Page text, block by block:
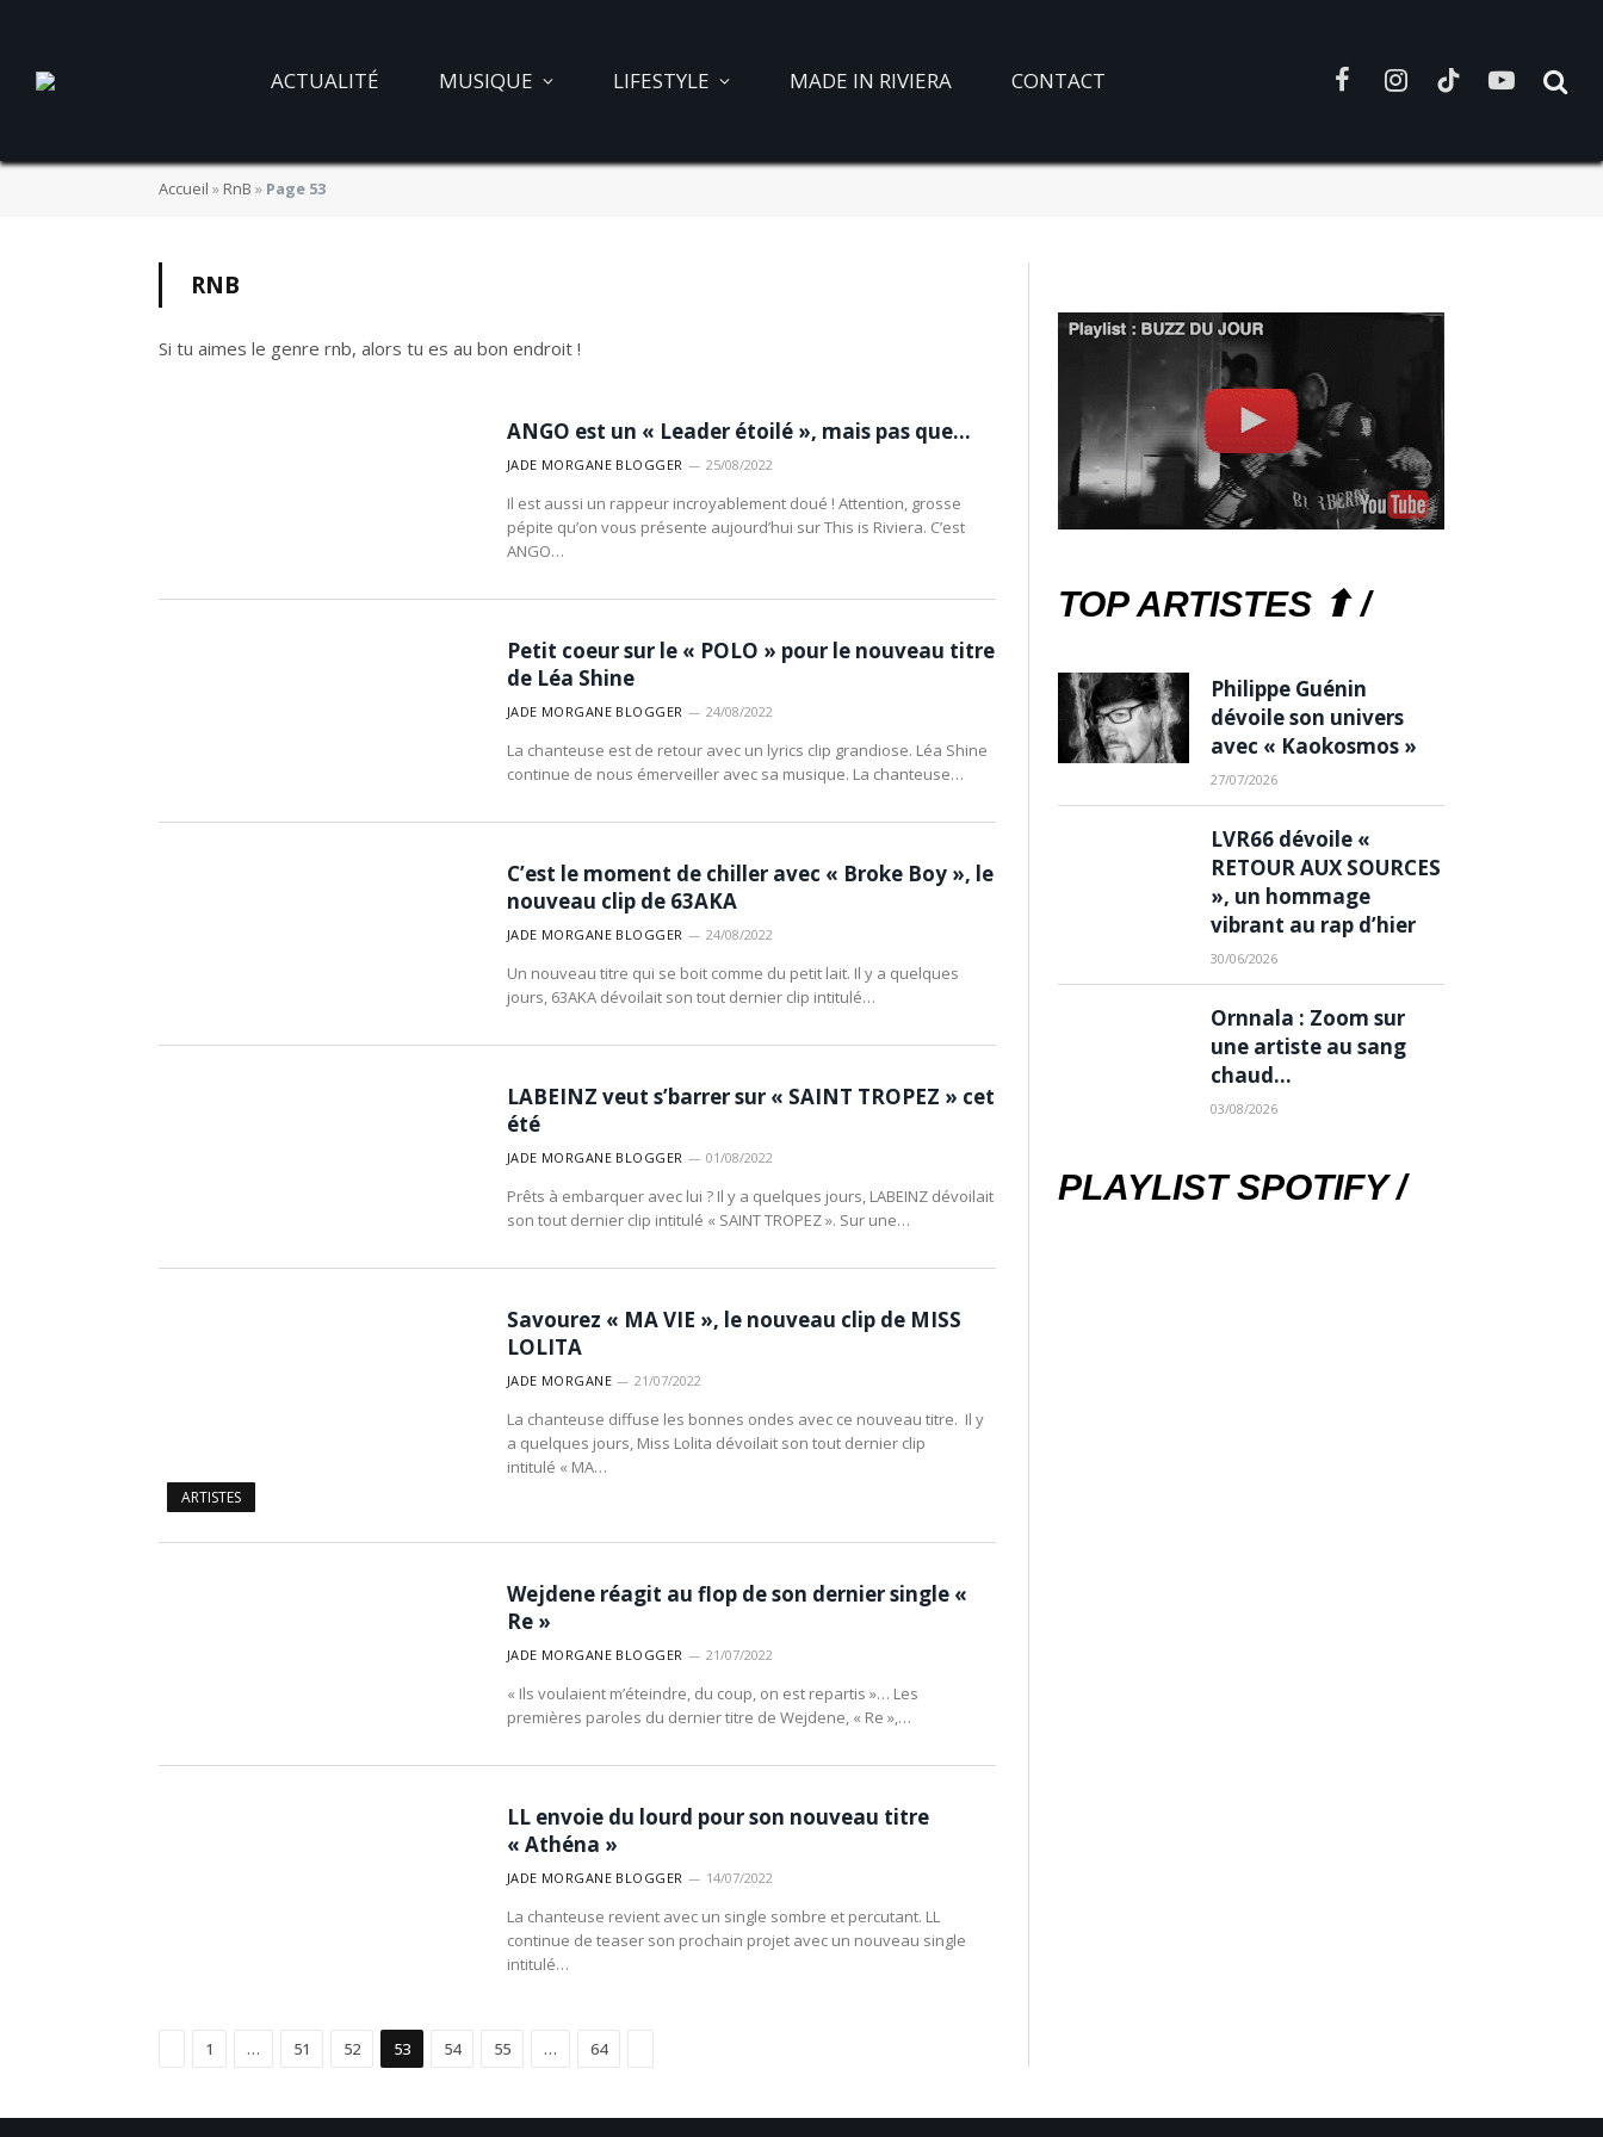
ACTUALITÉ MUSIQUE LIFESTYLE MADE IN RIVIERA CONTACT FacebookInstagramTikTokYouTube
Accueil » RnB » Page 53
RNB
Si tu aimes le genre rnb, alors tu es au bon endroit !
ANGO est un « Leader étoilé », mais pas que…
JADE MORGANE BLOGGER 25/08/2022
Il est aussi un rappeur incroyablement doué ! Attention, grosse
pépite qu’on vous présente aujourd’hui sur This is Riviera. C’est
ANGO…
Petit coeur sur le « POLO » pour le nouveau titre
de Léa Shine
JADE MORGANE BLOGGER 24/08/2022
La chanteuse est de retour avec un lyrics clip grandiose. Léa Shine
continue de nous émerveiller avec sa musique. La chanteuse…
C’est le moment de chiller avec « Broke Boy », le
nouveau clip de 63AKA
JADE MORGANE BLOGGER 24/08/2022
Un nouveau titre qui se boit comme du petit lait. Il y a quelques
jours, 63AKA dévoilait son tout dernier clip intitulé…
LABEINZ veut s’barrer sur « SAINT TROPEZ » cet
été
JADE MORGANE BLOGGER 01/08/2022
Prêts à embarquer avec lui ? Il y a quelques jours, LABEINZ dévoilait
son tout dernier clip intitulé « SAINT TROPEZ ». Sur une…
ARTISTES
Savourez « MA VIE », le nouveau clip de MISS
LOLITA
JADE MORGANE 21/07/2022
La chanteuse diffuse les bonnes ondes avec ce nouveau titre. Il y
a quelques jours, Miss Lolita dévoilait son tout dernier clip
intitulé « MA…
Wejdene réagit au flop de son dernier single «
Re »
JADE MORGANE BLOGGER 21/07/2022
« Ils voulaient m’éteindre, du coup, on est repartis »… Les
premières paroles du dernier titre de Wejdene, « Re »,…
LL envoie du lourd pour son nouveau titre
« Athéna »
JADE MORGANE BLOGGER 14/07/2022
La chanteuse revient avec un single sombre et percutant. LL
continue de teaser son prochain projet avec un nouveau single
intitulé…
Précédent
1 … 51 52 53 54 55 … 64
TOP ARTISTES ⬆ /
Philippe Guénin
dévoile son univers
avec « Kaokosmos »
27/07/2026
LVR66 dévoile «
RETOUR AUX SOURCES
», un hommage
vibrant au rap d’hier
30/06/2026
Ornnala : Zoom sur
une artiste au sang
chaud…
03/08/2026
PLAYLIST SPOTIFY /